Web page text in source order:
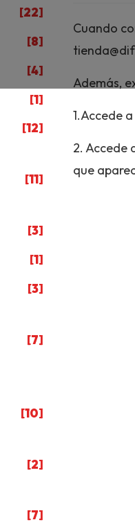
Cuando
Además,
1.Accede
2. Accede
que
[22]
[8]
[4]
[1]
[12]
[11]
[3]
[1]
[3]
[7]
[10]
[2]
[7]